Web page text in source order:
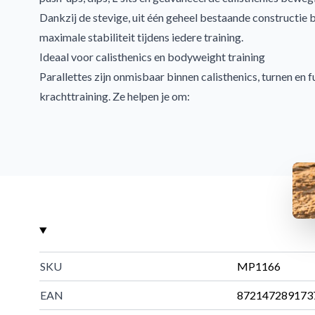
Dankzij de stevige, uit één geheel bestaande constructie
maximale stabiliteit tijdens iedere training.
Ideaal voor calisthenics en bodyweight training
Parallettes zijn onmisbaar binnen calisthenics, turnen en
krachttraining. Ze helpen je om:
Techniek te ontwikkelen voor gevorderde oefeningen
Ze zijn geschikt voor zowel beginners als gevorderde
Met deze parallettes kun je een breed scala aan
Push-ups
Dips
L-sits
SKU MP1166
EAN